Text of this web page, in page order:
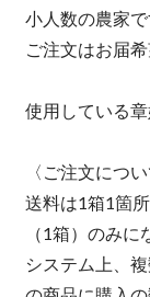
小人数の農家で
ご注文はお届
使用している
〈ご注文につい
送料は1箱1箇
（1箱）のみに
システム上、